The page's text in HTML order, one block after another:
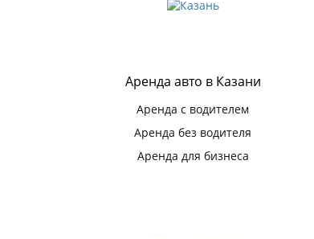
Аренда авто в Казани
Аренда с водителем
Аренда без водителя
Аренда для бизнеса